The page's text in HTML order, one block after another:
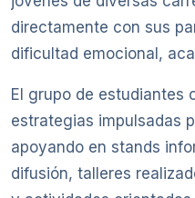
directamente con sus
dificultad emocional,
El grupo de estudiantes
estrategias impulsadas
apoyando en stands
difusión, talleres